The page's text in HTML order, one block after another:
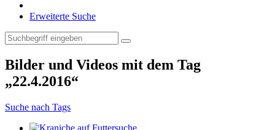
Erweiterte Suche
Bilder und Videos mit dem Tag
„22.4.2016“
Suche nach Tags